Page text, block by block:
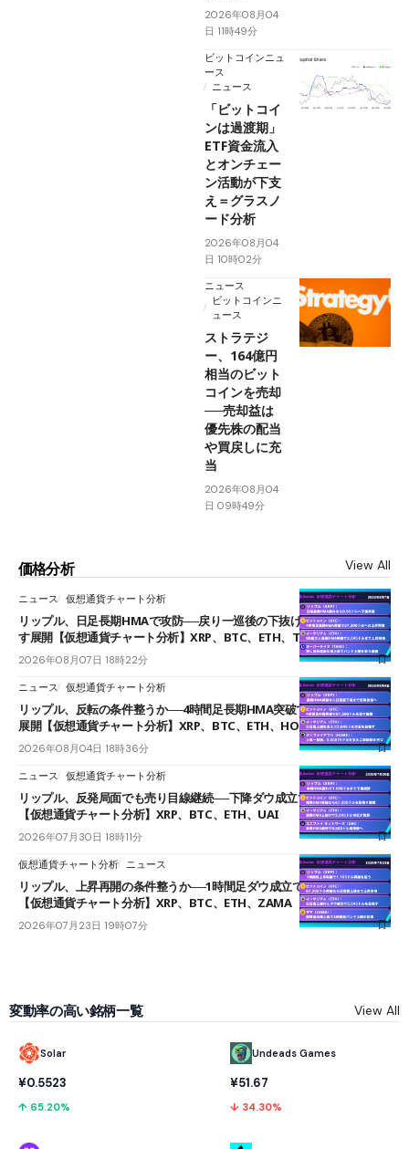
2026年08月04
日 11時49分
ビットコインニュ
ース
ニュース
「ビットコイ
ンは過渡期」
ETF資金流入
とオンチェー
ン活動が下支
え＝グラスノ
ード分析
2026年08月04
日 10時02分
ニュース
ビットコインニ
ュース
ストラテジ
ー、164億円
相当のビット
コインを売却
──売却益は
優先株の配当
や買戻しに充
当
2026年08月04
日 09時49分
価格分析 View All
ニュース 仮想通貨チャート分析
リップル、日足長期HMAで攻防──戻り一巡後の下抜けで0.95ドルを試
す展開【仮想通貨チャート分析】XRP、BTC、ETH、TAKE
2026年08月07日 18時22分
ニュース 仮想通貨チャート分析
リップル、反転の条件整うか──4時間足長期HMA突破で雲下端を目指す
展開【仮想通貨チャート分析】XRP、BTC、ETH、HOME
2026年08月04日 18時36分
ニュース 仮想通貨チャート分析
リップル、反発局面でも売り目線継続──下降ダウ成立で下値追う展開
【仮想通貨チャート分析】XRP、BTC、ETH、UAI
2026年07月30日 18時11分
仮想通貨チャート分析 ニュース
リップル、上昇再開の条件整うか──1時間足ダウ成立で1.185ドルを狙う
【仮想通貨チャート分析】XRP、BTC、ETH、ZAMA
2026年07月23日 19時07分
変動率の高い銘柄一覧 View All
Solar
¥0.5523
↑ 65.20%
Undeads Games
¥51.67
↓ 34.30%